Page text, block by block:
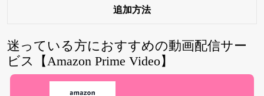
追加方法
迷っている方におすすめの動画配信サー
ビス【Amazon Prime Video】